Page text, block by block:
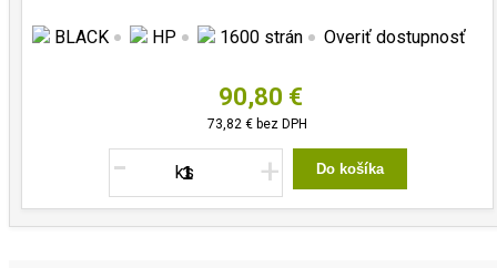
BLACK HP 1600 strán Overiť dostupnosť
90,80 €
73,82 € bez DPH
- + Do košíka